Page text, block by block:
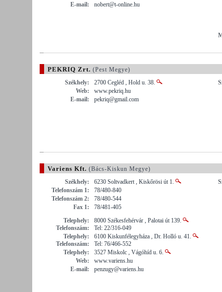
E-mail:
nobert@t-online.hu
PEKRIQ Zrt. (Pest Megye)
Székhely:
2700 Cegléd , Hold u. 38.
Web:
www.pekriq.hu
E-mail:
pekriq@gmail.com
Variens Kft. (Bács-Kiskun Megye)
Székhely:
6230 Soltvadkert , Kiskőrösi út 1.
Telefonszám 1:
78/480-840
Telefonszám 2:
78/480-544
Fax 1:
78/481-405
Telephely:
8000 Székesfehérvár , Palotai út 139.
Telefonszám:
Tel: 22/316-049
Telephely:
6100 Kiskunfélegyháza , Dr. Holló u. 41.
Telefonszám:
Tel: 76/466-552
Telephely:
3527 Miskolc , Vágóhíd u. 6.
Web:
www.variens.hu
E-mail:
penzugy@variens.hu